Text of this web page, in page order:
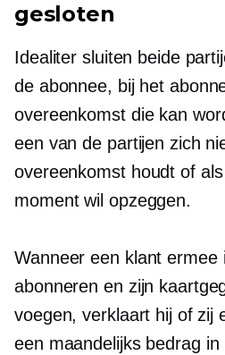
gesloten
Idealiter sluiten beide
de abonnee, bij het
overeenkomst die kan
een van de partijen zich
overeenkomst houdt of
moment wil opzeggen.
Wanneer een klant ermee
abonneren en zijn
voegen, verklaart hij of zij
een maandelijks bedrag